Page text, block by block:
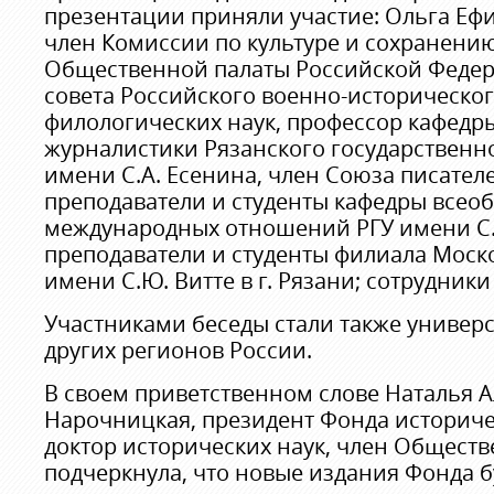
презентации приняли участие: Ольга
член Комиссии по культуре и
Общественной палаты Российской
совета Российского военно-
филологических наук, профессор
журналистики Рязанского
имени С.А. Есенина, член Союза
преподаватели и студенты кафедры
международных отношений РГУ имени
преподаватели и студенты филиала
имени С.Ю. Витте в г. Рязани;
Участниками беседы стали также
других регионов России.
В своем приветственном слове Наталья
Нарочницкая, президент Фонда
доктор исторических наук, член
подчеркнула, что новые издания Фонда